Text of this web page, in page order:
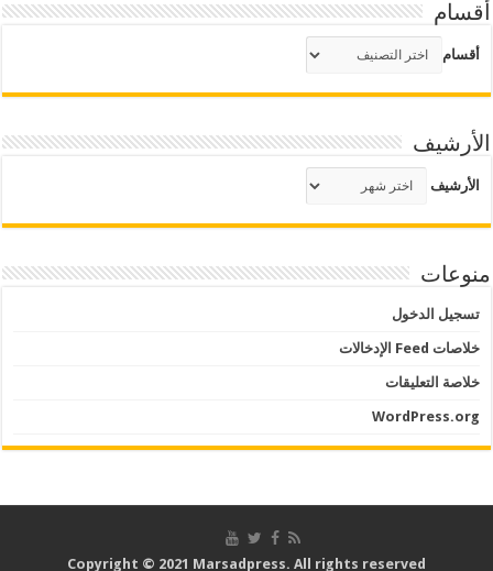
أقسام
أقسام
الأرشيف
الأرشيف
منوعات
تسجيل الدخول
خلاصات Feed الإدخالات
خلاصة التعليقات
WordPress.org
Copyright © 2021 Marsadpress. All rights reserved